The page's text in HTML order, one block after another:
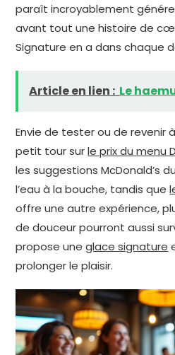
paraît incroyablement
avant tout une histoire de
Signature en a dans chaque
Article en lien : Le
Envie de tester ou de revenir
petit tour surle prix du menu
les suggestions McDonald’s
l’eau à la bouche, tandis que
offre une autre expérience,
de douceur pourront aussi
propose uneglace signature
prolonger le plaisir.